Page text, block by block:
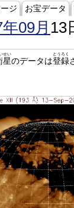
ジ お宝データ
09月 13
星
せい
のデータは登録
とうろく